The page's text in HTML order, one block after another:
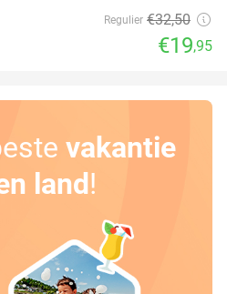
Regulier €32,50
€19,95
vakantie
land!